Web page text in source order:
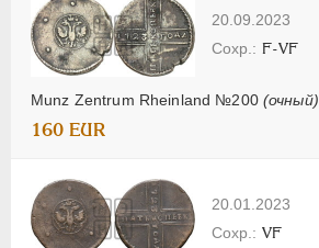
20.09.2023
Munz Zentrum Rheinland №200 (очный)
F-VF
160 EUR
20.01.2023
VF